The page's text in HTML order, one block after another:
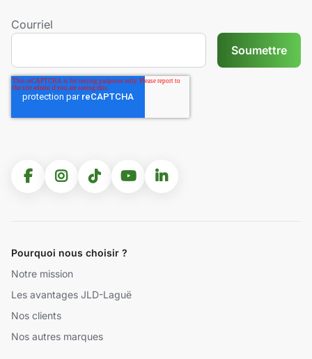
Courriel
Pourquoi nous choisir ?
Notre mission
Les avantages JLD-Laguë
Nos clients
Nos autres marques